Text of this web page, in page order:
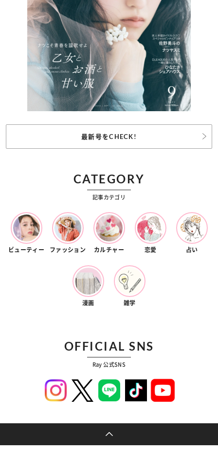
最新号をCHECK!
CATEGORY
記事カテゴリ
ビューティー ファッション カルチャー 恋愛 占い
漫画 雑学
OFFICIAL SNS
Ray 公式SNS